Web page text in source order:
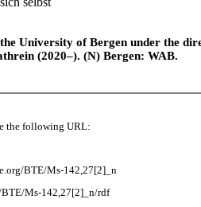
University of Bergen under the
(2020–). (N) Bergen: WAB.
the following URL:
BTE/Ms-142,27[2]_n
Ms-142,27[2]_n/rdf